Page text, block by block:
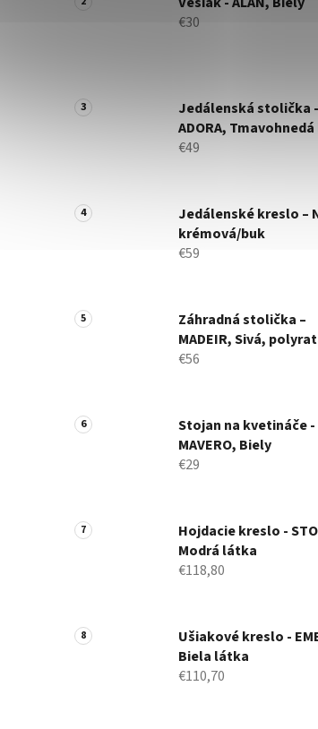
€30
Jedálenská stolička -
ADORA,
€49
Jedálenské kreslo –
krémová/buk
€59
Záhradná stolička –
MADEIR, Sivá,
€56
Stojan na kvetináče -
MAVERO, Biely
€29
Hojdacie kreslo -
Modrá látka
€118,80
Ušiakové kreslo -
Biela látka
€110,70